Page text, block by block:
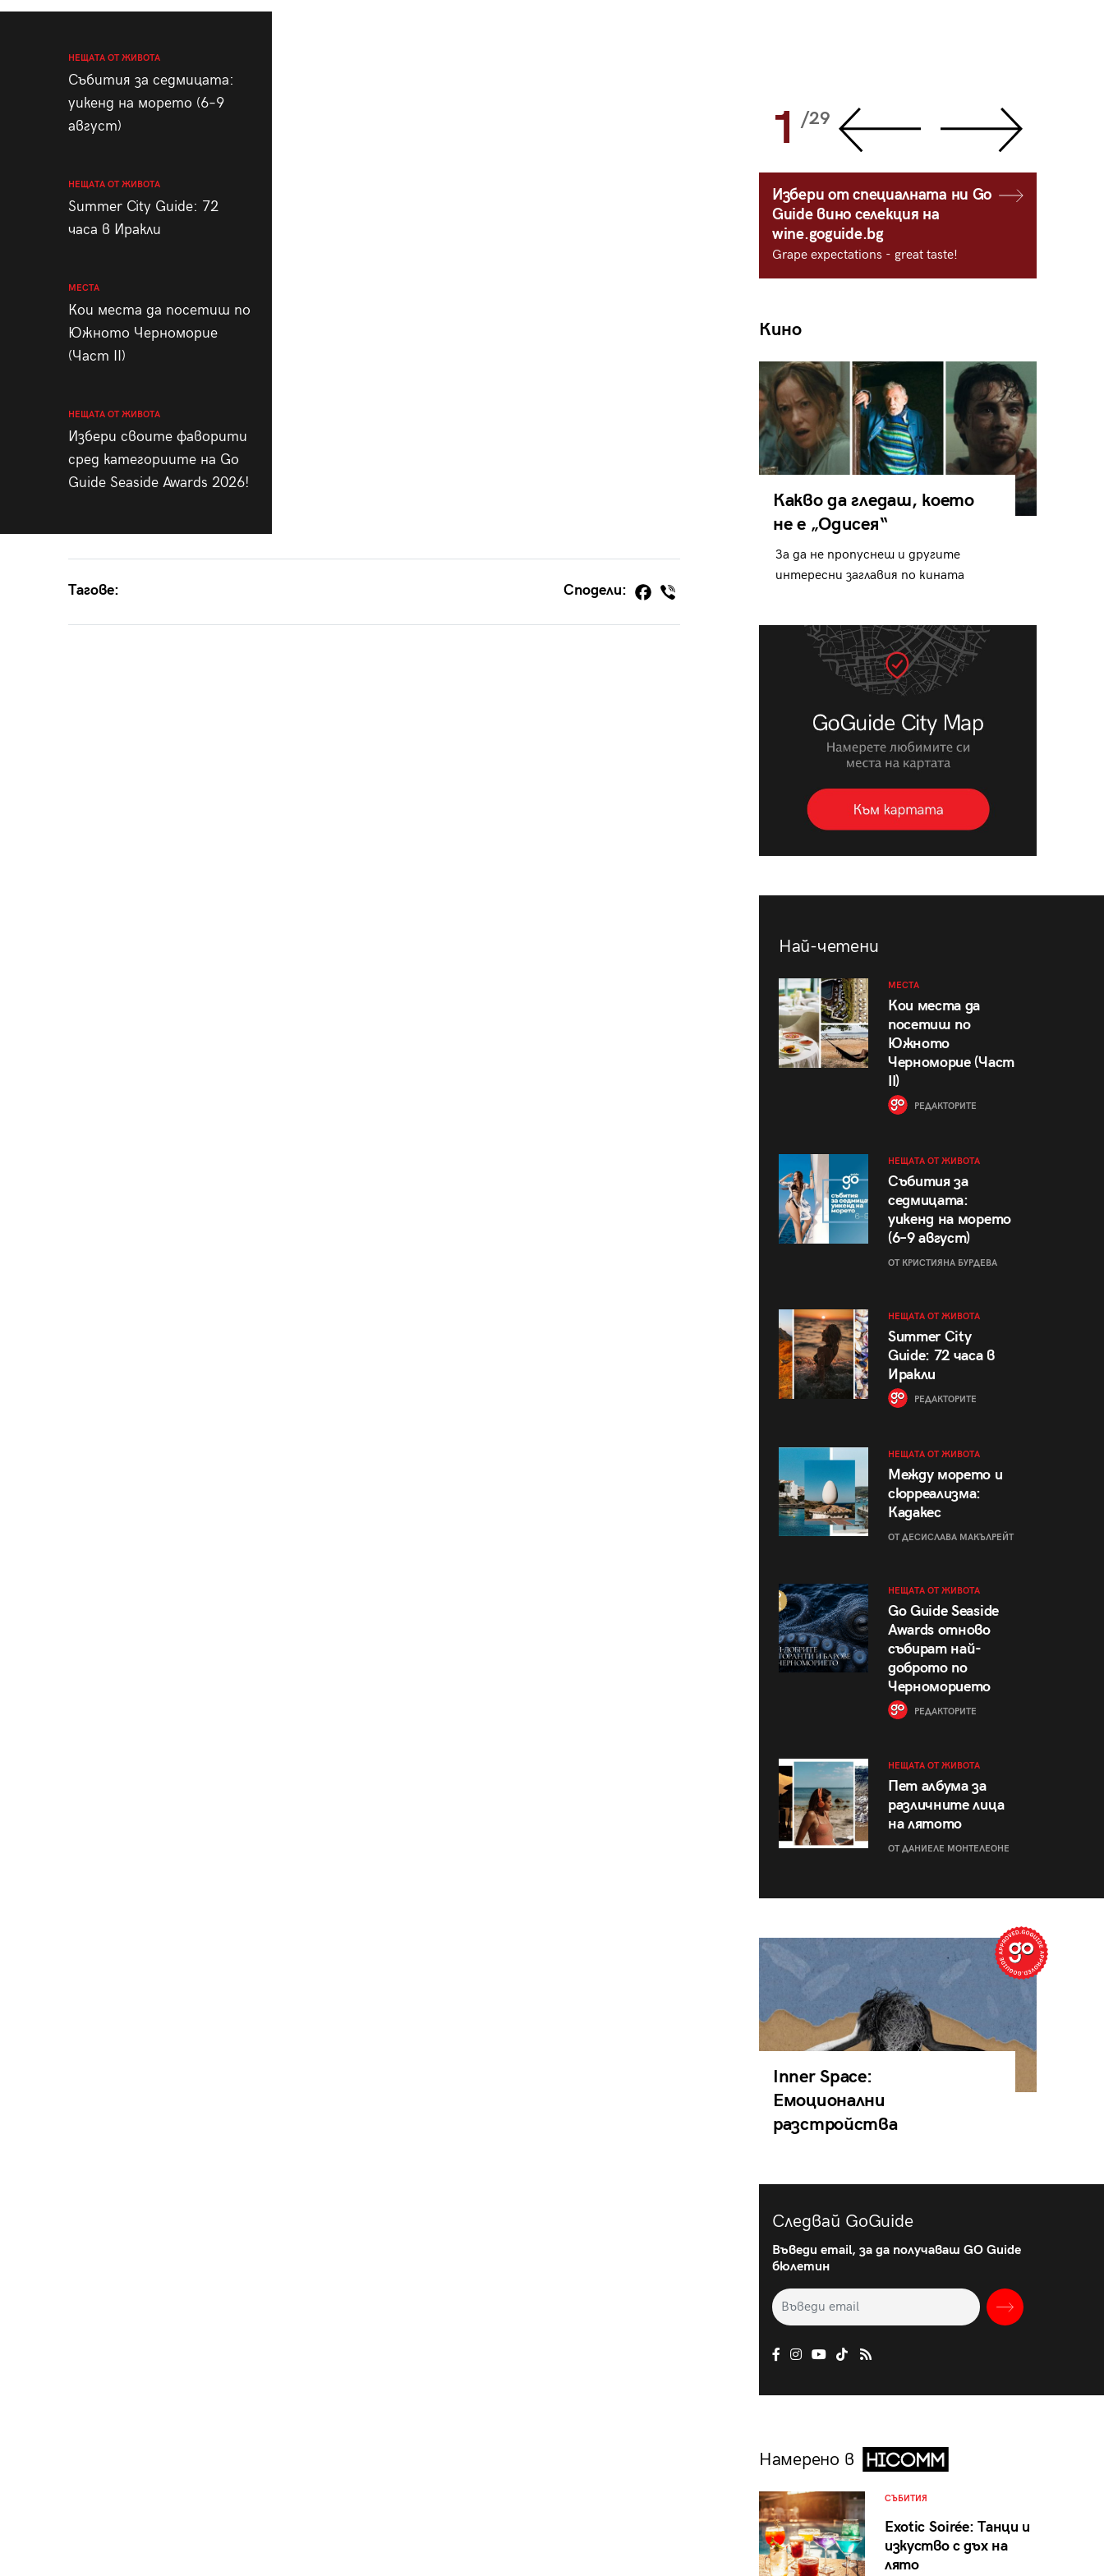
НЕЩАТА ОТ ЖИВОТА
Събития за седмицата:
уикенд на морето (6–9
август)
НЕЩАТА ОТ ЖИВОТА
Summer City Guide: 72
часа в Иракли
МЕСТА
Кои места да посетиш по
Южното Черноморие
(Част II)
НЕЩАТА ОТ ЖИВОТА
Избери своите фаворити
сред категориите на Go
Guide Seaside Awards 2026!
Тагове: Сподели:
1 /29
Избери от специалната ни Go
Guide вино селекция на
wine.goguide.bg
Grape expectations - great taste!
Кино
Какво да гледаш, което
не е „Одисея“
За да не пропуснеш и другите
интересни заглавия по кината
Най-четени
МЕСТА
Кои места да
посетиш по
Южното
Черноморие (Част
II)
РЕДАКТОРИТЕ
НЕЩАТА ОТ ЖИВОТА
Събития за
седмицата:
уикенд на морето
(6–9 август)
ОТ КРИСТИЯНА БУРДЕВА
НЕЩАТА ОТ ЖИВОТА
Summer City
Guide: 72 часа в
Иракли
РЕДАКТОРИТЕ
НЕЩАТА ОТ ЖИВОТА
Между морето и
сюрреализма:
Кадакес
ОТ ДЕСИСЛАВА МАКЪЛРЕЙТ
НЕЩАТА ОТ ЖИВОТА
Go Guide Seaside
Awards отново
събират най-
доброто по
Черноморието
РЕДАКТОРИТЕ
НЕЩАТА ОТ ЖИВОТА
Пет албума за
различните лица
на лятото
ОТ ДАНИЕЛЕ МОНТЕЛЕОНЕ
Inner Space:
Емоционални
разстройства
Следвай GoGuide
Въведи email, за да получаваш GO Guide
бюлетин
Намерено в
СЪБИТИЯ
Exotic Soirée: Танци и
изкуство с дъх на
лято